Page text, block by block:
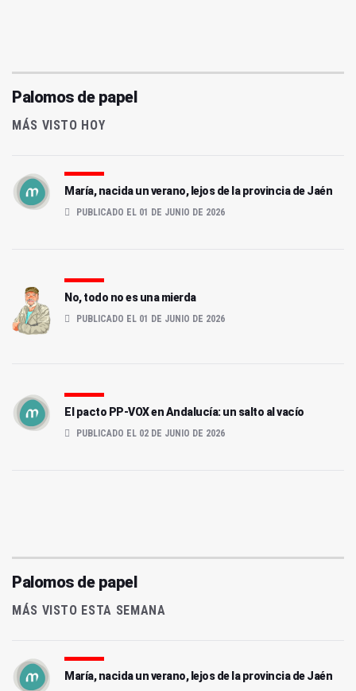
Palomos de papel
MÁS VISTO HOY
María, nacida un verano, lejos de la provincia de Jaén
PUBLICADO EL 01 DE JUNIO DE 2026
No, todo no es una mierda
PUBLICADO EL 01 DE JUNIO DE 2026
El pacto PP-VOX en Andalucía: un salto al vacío
PUBLICADO EL 02 DE JUNIO DE 2026
Palomos de papel
MÁS VISTO ESTA SEMANA
María, nacida un verano, lejos de la provincia de Jaén